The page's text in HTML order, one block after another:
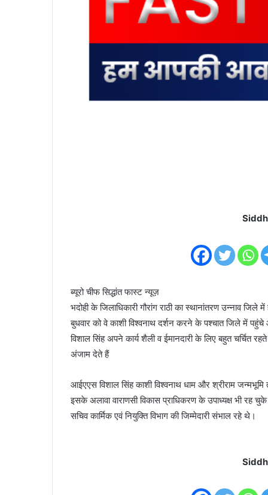
ब्यूरो चीफ सिद्धांत फास्ट न्यूज़
भदोही के जिलाधिकारी गौरांग राठी का स्थानांतरण उन्नाव
बुधवार को वे काशी विश्वनाथ दर्शन करने के पश्चात जिले में पहुंचे
विशाल सिंह अपने कार्य शैली व ईमानदारी के लिए बहुत चर्चित
अंजाम देते हैं
आईएएस विशाल सिंह काशी विश्वनाथ धाम और श्रीराम जन्मभूमि
इसके अलावा वाराणसी विकास प्राधिकरण के उपाध्यक्ष भी
सचिव कार्मिक एवं नियुक्ति विभाग की जिम्मेदारी संभाल रहे थे।